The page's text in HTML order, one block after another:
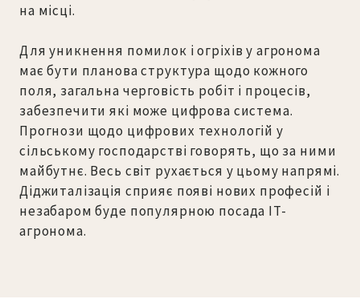
на місці.
Для уникнення помилок і огріхів у агронома
має бути планова структура щодо кожного
поля, загальна черговість робіт і процесів,
забезпечити які може цифрова система.
Прогнози щодо цифрових технологій у
сільському господарстві говорять, що за ними
майбутнє. Весь світ рухається у цьому напрямі.
Діджиталізація сприяє появі нових професій і
незабаром буде популярною посада IT-
агронома.